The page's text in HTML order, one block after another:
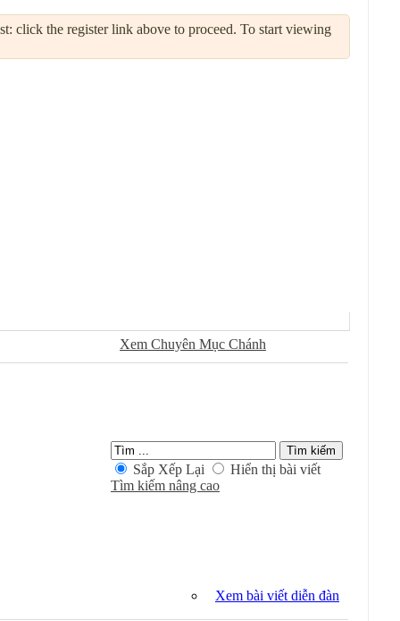
click the register link above to proceed. To start viewing
Ðánh Dấu Ðã Ðọc
Xem Chuyên Mục Chánh
Sắp Xếp Lại
Hiển thị bài viết
Tìm kiếm nâng cao
Xem bài viết diễn đàn